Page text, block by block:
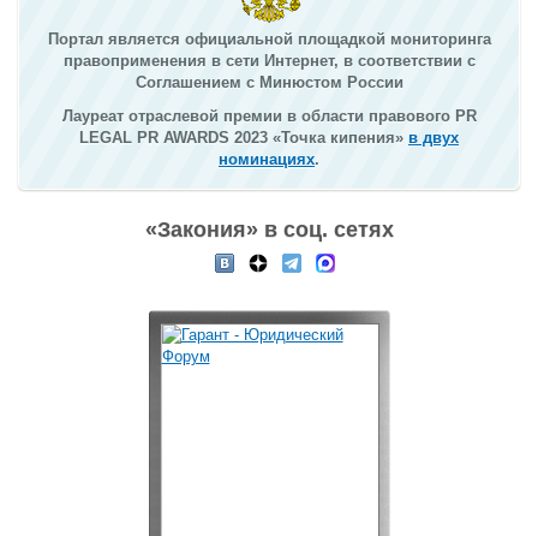
Портал является официальной площадкой мониторинга
правоприменения в сети Интернет, в соответствии с
Соглашением с Минюстом России
Лауреат отраслевой премии в области правового PR
LEGAL PR AWARDS 2023 «Точка кипения» в двух
номинациях.
«Закония» в соц. сетях